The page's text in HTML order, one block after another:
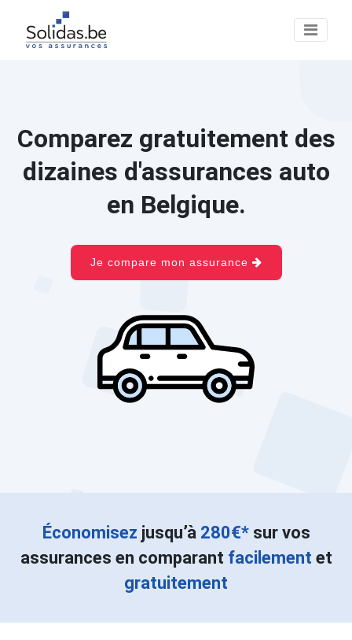
Comparez gratuitement des
dizaines d'assurances auto
en Belgique.
Je compare mon assurance
Économisez jusqu’à 280€*sur vos
assurances en comparant facilement et
gratuitement